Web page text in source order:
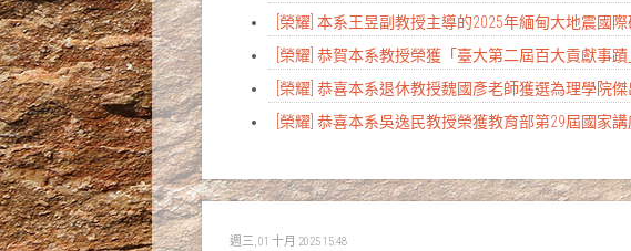
[榮耀] 本系王昱副教授主導的2025年緬甸大地震國
[榮耀] 恭賀本系教授榮獲「臺大第二屆百大貢獻事
[榮耀] 恭喜本系退休教授魏國彥老師獲選為理學院
[榮耀] 恭喜本系吳逸民教授榮獲教育部第29屆國家講
週三, 01 十月 2025 15:48